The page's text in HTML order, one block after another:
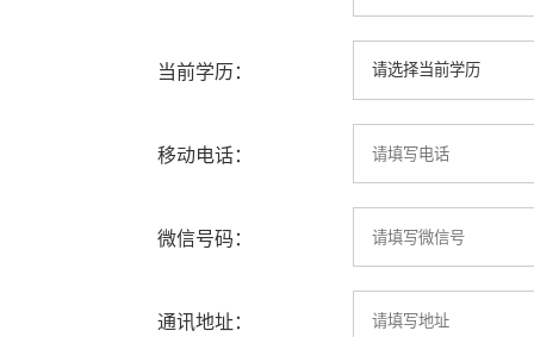
当前学历：
移动电话：
微信号码：
通讯地址：